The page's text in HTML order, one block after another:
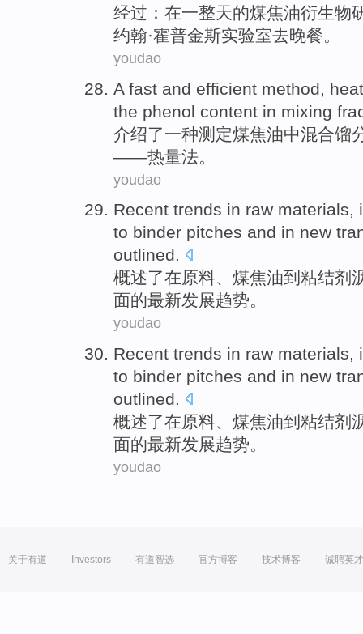
经过 ： 在一整天的煤焦油衍生物
约翰·霍普金斯实验室去晚餐。
youdao
A fast and efficient method
the phenol content in mixing
介绍了一种测定煤焦油中混合馏
——热量法。
youdao
Recent trends in raw materials,
to binder pitches and in new
outlined.
概述了在原料、 煤焦油到 粘结剂
面的最新发展趋势。
youdao
Recent trends in raw materials,
to binder pitches and in new
outlined.
概述了在原料、 煤焦油到 粘结剂
面的最新发展趋势。
youdao
关于有道 Investors 有道智选 官方博客 技术博客 诚聘英才